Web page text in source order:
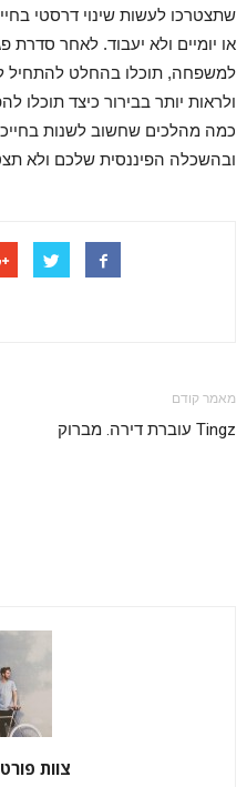
שתצטרכו לעשות שינוי דרסטי
או יומיים ולא יעבוד. לאחר סדרת
למשפחה, תוכלו בהחלט להתחיל
ולראות יותר בבירור כיצד תוכלו
כמה מהלכים שחשוב לשנות
ובהשכלה הפיננסית שלכם ולא
מאמר קודם
Tingz עוברת דירה. מברוק
צוות